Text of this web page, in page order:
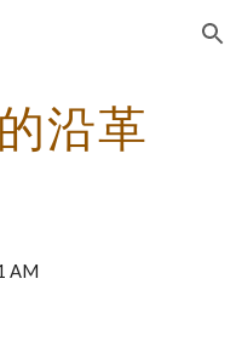
Skip to navigation
沿革
AM